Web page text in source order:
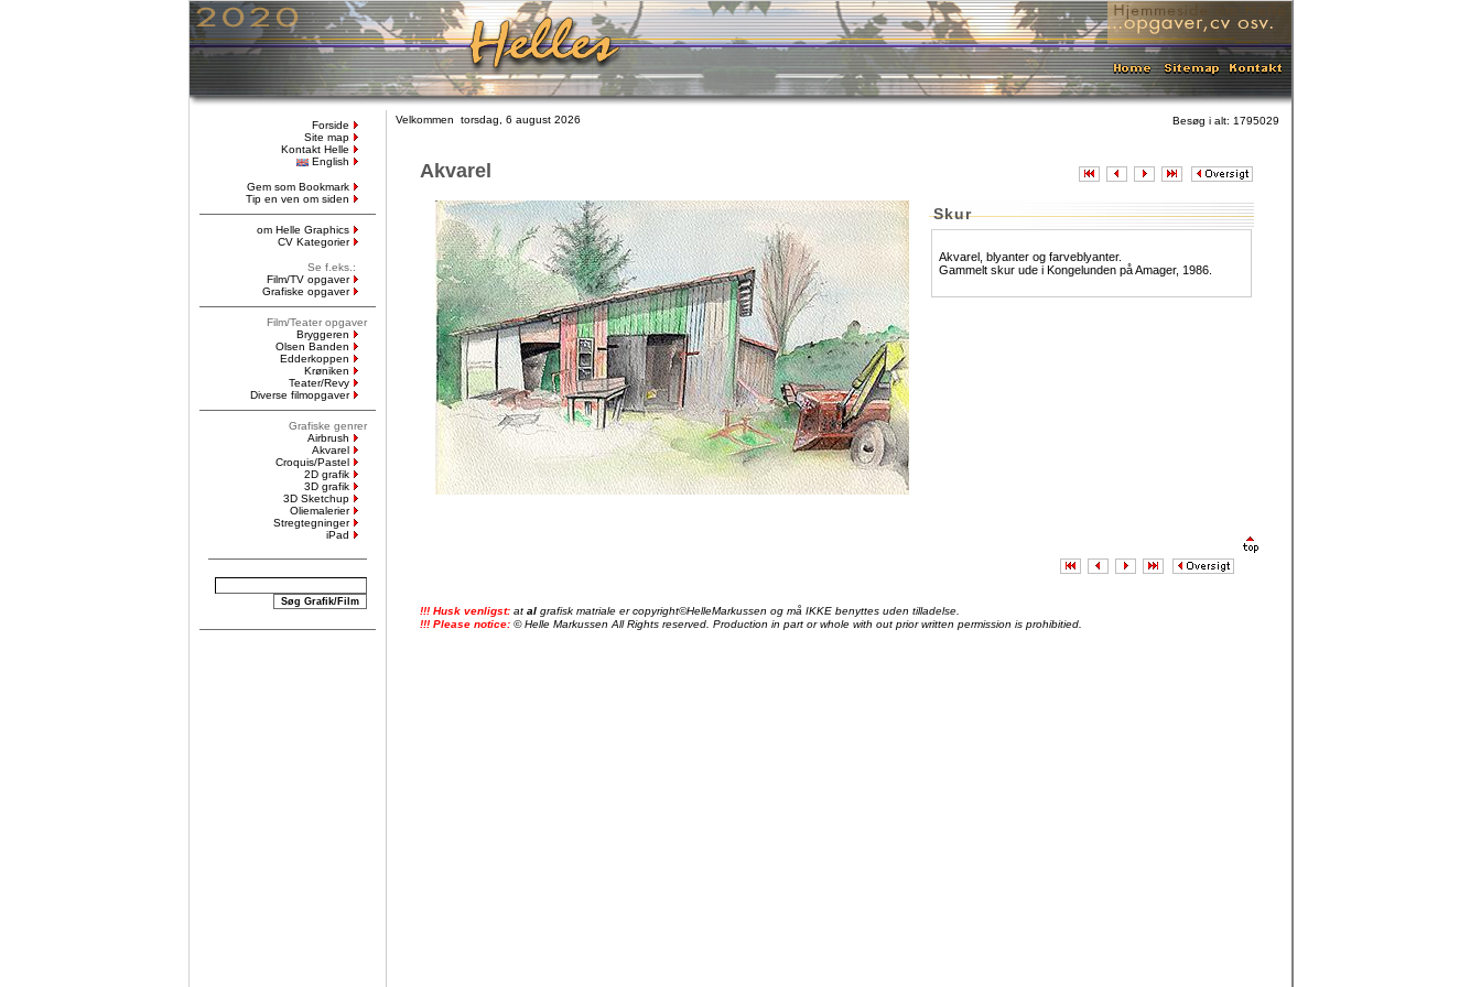
Forside
Site map
Kontakt Helle
English
Gem som Bookmark
Tip en ven om siden
om Helle Graphics
CV Kategorier
Se f.eks.:
Film/TV opgaver
Grafiske opgaver
Film/Teater opgaver
Bryggeren
Olsen Banden
Edderkoppen
Krøniken
Teater/Revy
Diverse filmopgaver
Grafiske genrer
Airbrush
Akvarel
Croquis/Pastel
2D grafik
3D grafik
3D Sketchup
Oliemalerier
Stregtegninger
iPad
Besøg i alt: 1795029
Velkommen torsdag, 6 august 2026
Akvarel
Skur
Akvarel, blyanter og farveblyanter.
Gammelt skur ude i Kongelunden på Amager, 1986.
!!! Husk venligst:at al grafisk matriale er copyright©HelleMarkussen og må IKKE benyttes uden tilladelse.
!!! Please notice:© Helle Markussen All Rights reserved. Production in part or whole with out prior written permission is prohibitied.